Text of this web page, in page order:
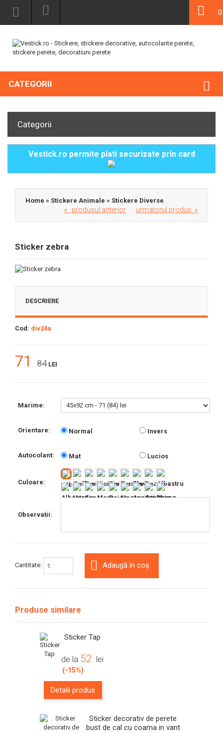
0
CATEGORII
Categorii
Vestick.ro permite plati securizate prin card
Home » Stickere Animale » Stickere Diverse
« produsul anterior urmatorul produs »
Sticker zebra
DESCRIERE
Cod: div24a
71 84LEI
Marime:
Orientare: Normal Invers
Autocolant: Mat Lucios
Culoare:
Observatii:
Cantitate: Adaugă în coș
Produse similare
Sticker Tap
de la 52 lei
(-15%)
Detalii produs
Sticker decorativ de perete
bust de cal cu coama in vant